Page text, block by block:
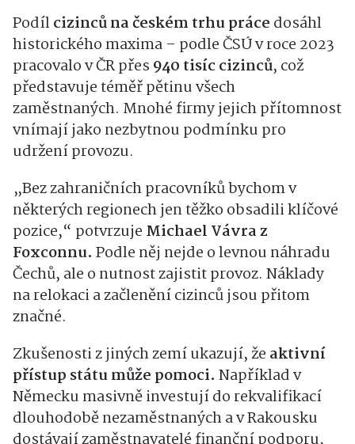
Podílcizinců na českém trhu práce dosáhl
historického maxima – podle ČSÚ v roce 2023
pracovalo v ČR přes 940 tisíc cizinců, což
představuje téměř pětinu všech
zaměstnaných. Mnohé firmy jejich přítomnost
vnímají jako nezbytnou podmínku pro
udržení provozu.
„Bez zahraničních pracovníků bychom v
některých regionech jen těžko obsadili klíčové
pozice,“ potvrzuje Michael Vávra z
Foxconnu. Podle něj nejde o levnou náhradu
Čechů, ale o nutnost zajistit provoz. Náklady
na relokaci a začlenění cizinců jsou přitom
značné.
Zkušenosti z jiných zemí ukazují, že aktivní
přístup státu může pomoci. Například v
Německu masivně investují do rekvalifikací
dlouhodobě nezaměstnaných a v Rakousku